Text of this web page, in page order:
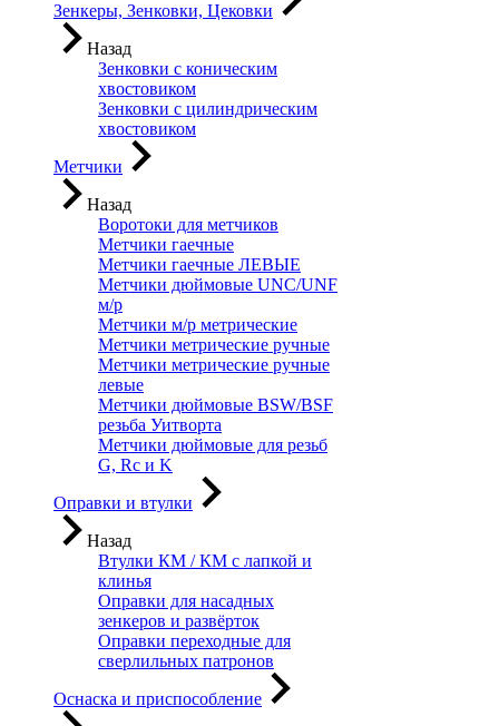
Зенкеры, Зенковки, Цековки
Назад
Зенковки с коническим
хвостовиком
Зенковки с цилиндрическим
хвостовиком
Метчики
Назад
Воротоки для метчиков
Метчики гаечные
Метчики гаечные ЛЕВЫЕ
Метчики дюймовые UNC/UNF
м/р
Метчики м/р метрические
Метчики метрические ручные
Метчики метрические ручные
левые
Метчики дюймовые BSW/BSF
резьба Уитворта
Метчики дюймовые для резьб
G, Rc и K
Оправки и втулки
Назад
Втулки КМ / КМ с лапкой и
клинья
Оправки для насадных
зенкеров и развёрток
Оправки переходные для
сверлильных патронов
Оснаска и приспособление